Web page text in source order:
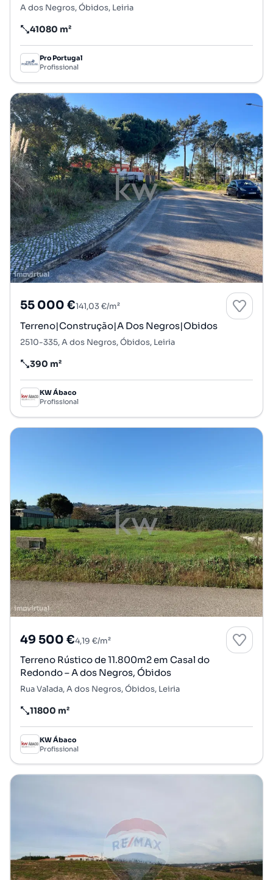
A dos Negros, Óbidos, Leiria
Preço por metro quadrado
41080 m²
Pro Portugal
Profissional
55 000 €141,03 €/m²
Terreno|Construção|A Dos Negros|Obidos
2510-335, A dos Negros, Óbidos, Leiria
Preço por metro quadrado
390 m²
KW Ábaco
Profissional
49 500 €4,19 €/m²
Terreno Rústico de 11.800m2 em Casal do
Redondo – A dos Negros, Óbidos
Rua Valada, A dos Negros, Óbidos, Leiria
Preço por metro quadrado
11800 m²
KW Ábaco
Profissional